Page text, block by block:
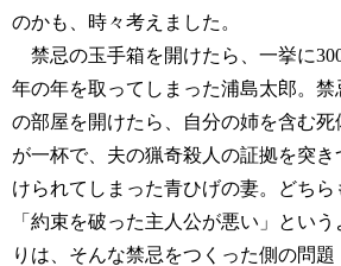
のかも、時々考えました。
禁忌の玉手箱を開けたら、一挙に
年の年を取ってしまった浦島太郎。禁
の部屋を開けたら、自分の姉を含む死
が一杯で、夫の猟奇殺人の証拠を突き
けられてしまった青ひげの妻。どちら
「約束を破った主人公が悪い」という
りは、そんな禁忌をつくった側の問題